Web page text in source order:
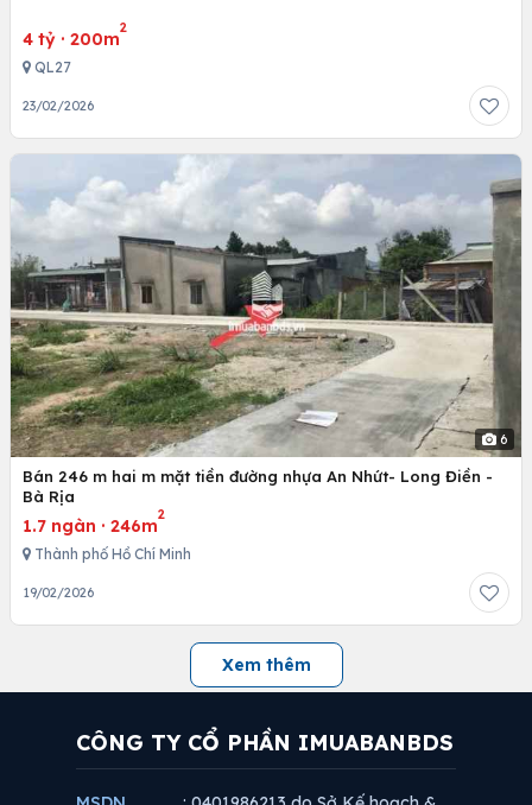
4 tỷ · 200m
2
QL27
23/02/2026
6
Bán 246 m hai m mặt tiền đường nhựa An Nhứt- Long Điền -
Bà Rịa
1.7 ngàn · 246m
2
Thành phố Hồ Chí Minh
19/02/2026
Xem thêm
CÔNG TY CỔ PHẦN IMUABANBDS